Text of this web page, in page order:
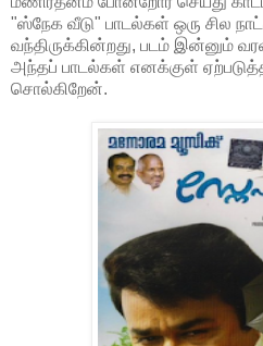
"ஸ்நேக வீடு" பாடல்கள் ஒரு சில
வந்திருக்கின்றது, படம் இன்னும்
அந்தப் பாடல்கள் எனக்குள்
சொல்கிறேன்.